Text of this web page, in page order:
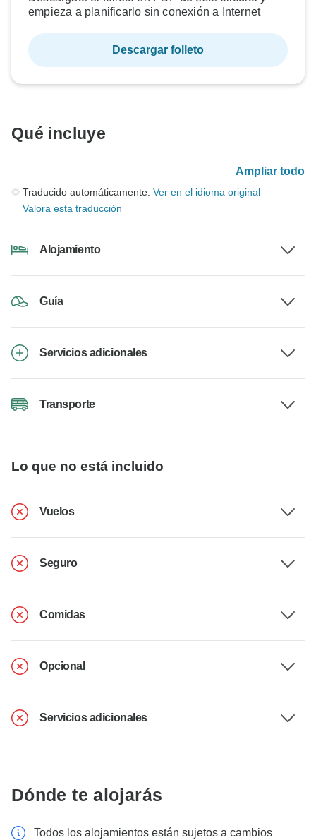
empieza a planificarlo sin conexión a Internet
Descargar folleto
Qué incluye
Ampliar todo
Traducido automáticamente. Ver en el idioma original
Valora esta traducción
Alojamiento
Guía
Servicios adicionales
Transporte
Lo que no está incluido
Vuelos
Seguro
Comidas
Opcional
Servicios adicionales
Dónde te alojarás
Todos los alojamientos están sujetos a cambios